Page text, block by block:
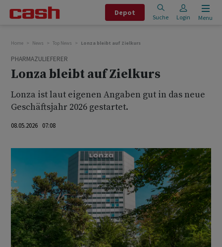
Depot
Suche Login Menu
Home News Top News Lonza bleibt auf Zielkurs
PHARMAZULIEFERER
Lonza bleibt auf Zielkurs
Lonza ist laut eigenen Angaben gut in das neue
Geschäftsjahr 2026 gestartet.
08.05.2026 07:08